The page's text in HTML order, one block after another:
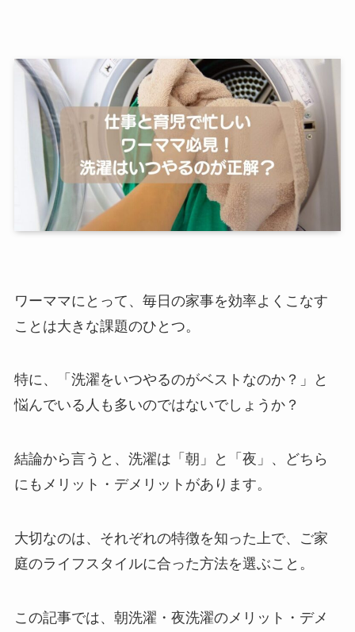
ワーママにとって、毎日の家事を効率よくこなす
ことは大きな課題のひとつ。
特に、「洗濯をいつやるのがベストなのか？」と
悩んでいる人も多いのではないでしょうか？
結論から言うと、洗濯は「朝」と「夜」、どちら
にもメリット・デメリットがあります。
大切なのは、それぞれの特徴を知った上で、ご家
庭のライフスタイルに合った方法を選ぶこと。
この記事では、朝洗濯・夜洗濯のメリット・デメ